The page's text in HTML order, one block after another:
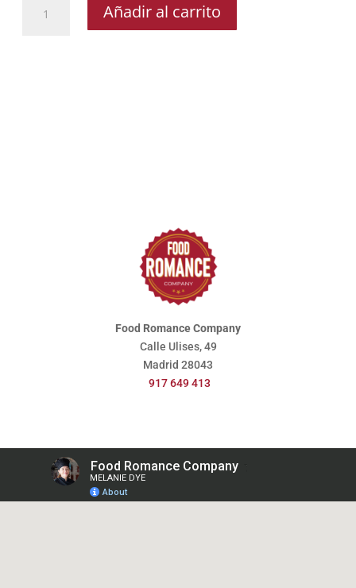
Regalo
Añadir al carrito
Food Romance Company
Calle Ulises, 49
Madrid 28043
917 649 413